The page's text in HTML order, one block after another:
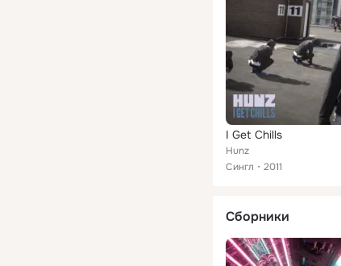
I Get Chills
Hunz
Сингл
2011
Сборники